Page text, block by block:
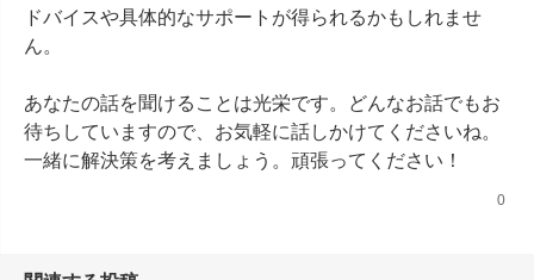
ドバイスや具体的なサポートが得られるかもしれませ
ん。
あなたの話を聞けることは光栄です。どんなお話でもお
待ちしていますので、お気軽に話しかけてくださいね。
一緒に解決策を考えましょう。頑張ってください！
0